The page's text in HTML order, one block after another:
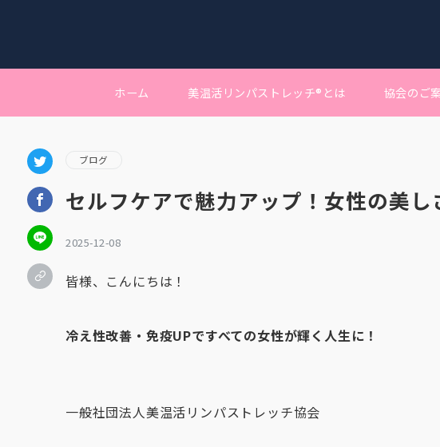
ホーム 美温活リンパストレッチ®︎とは 協会のご
ブログ
セルフケアで魅力アップ！女性の美し
2025-12-08
皆様、こんにちは！
冷え性改善・免疫UPですべての女性が輝く人生に！
一般社団法人美温活リンパストレッチ協会